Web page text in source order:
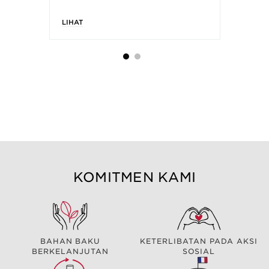
LIHAT
KOMITMEN KAMI
BAHAN BAKU
BERKELANJUTAN
KETERLIBATAN PADA AKSI
SOSIAL